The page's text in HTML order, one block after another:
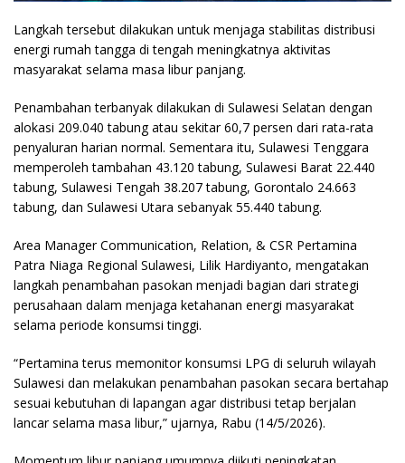
Langkah tersebut dilakukan untuk menjaga stabilitas distribusi
energi rumah tangga di tengah meningkatnya aktivitas
masyarakat selama masa libur panjang.
Penambahan terbanyak dilakukan di Sulawesi Selatan dengan
alokasi 209.040 tabung atau sekitar 60,7 persen dari rata-rata
penyaluran harian normal. Sementara itu, Sulawesi Tenggara
memperoleh tambahan 43.120 tabung, Sulawesi Barat 22.440
tabung, Sulawesi Tengah 38.207 tabung, Gorontalo 24.663
tabung, dan Sulawesi Utara sebanyak 55.440 tabung.
Area Manager Communication, Relation, & CSR Pertamina
Patra Niaga Regional Sulawesi, Lilik Hardiyanto, mengatakan
langkah penambahan pasokan menjadi bagian dari strategi
perusahaan dalam menjaga ketahanan energi masyarakat
selama periode konsumsi tinggi.
“Pertamina terus memonitor konsumsi LPG di seluruh wilayah
Sulawesi dan melakukan penambahan pasokan secara bertahap
sesuai kebutuhan di lapangan agar distribusi tetap berjalan
lancar selama masa libur,” ujarnya, Rabu (14/5/2026).